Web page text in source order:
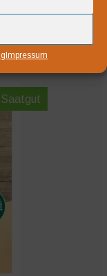
Impressum
Saatgut